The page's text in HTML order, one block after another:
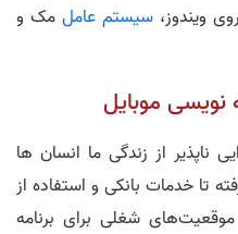
سیستم عاملمک و
نویسی موبایل
ناپذیر از زندگی ما انسان ها
تا خدمات بانکی و استفاده از
شغلی برای برنامه